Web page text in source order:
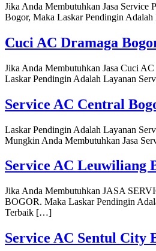
Jika Anda Membutuhkan Jasa Service
Bogor, Maka Laskar Pendingin
Cuci AC Dramaga
Jika Anda Membutuhkan Jasa Cuci
Laskar Pendingin Adalah Layanan
Service AC Central
Laskar Pendingin Adalah Layanan
Mungkin Anda Membutuhkan Jasa
Service AC Leuwiliang
Jika Anda Membutuhkan JASA
BOGOR. Maka Laskar Pendingin
Terbaik […]
Service AC Sentul City